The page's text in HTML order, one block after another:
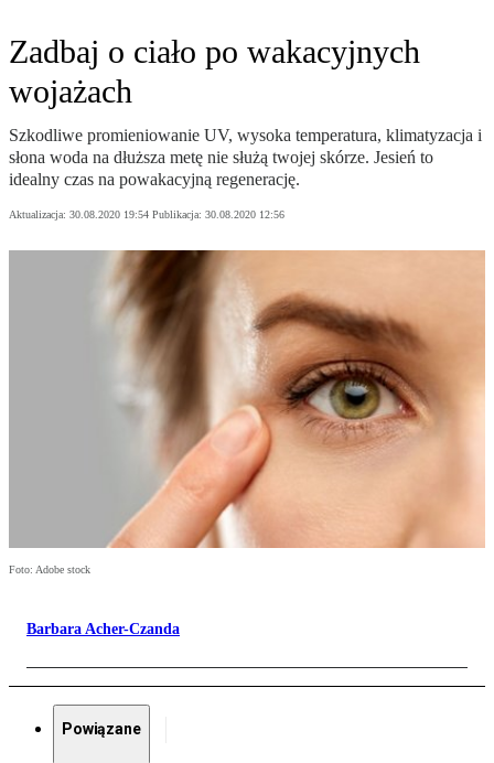
Zadbaj o ciało po wakacyjnych
wojażach
Szkodliwe promieniowanie UV, wysoka temperatura, klimatyzacja i
słona woda na dłuższa metę nie służą twojej skórze. Jesień to
idealny czas na powakacyjną regenerację.
Aktualizacja: 30.08.2020 19:54 Publikacja: 30.08.2020 12:56
Foto: Adobe stock
Barbara Acher-Czanda
Powiązane